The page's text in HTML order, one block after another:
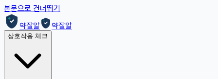
본문으로 건너뛰기
약잘알
약잘알
상호작용 체크